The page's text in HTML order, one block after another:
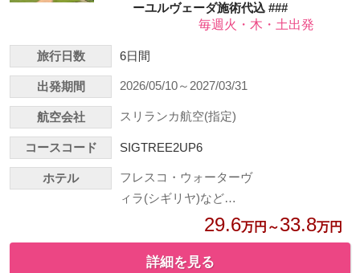
ーユルヴェーダ施術代込 ###
毎週火・木・土出発
旅行日数 6日間
出発期間 2026/05/10～2027/03/31
航空会社 スリランカ航空(指定)
コースコード SIGTREE2UP6
ホテル
フレスコ・ウォーターヴ
ィラ(シギリヤ)など…
29.6万円～33.8万円
詳細を見る